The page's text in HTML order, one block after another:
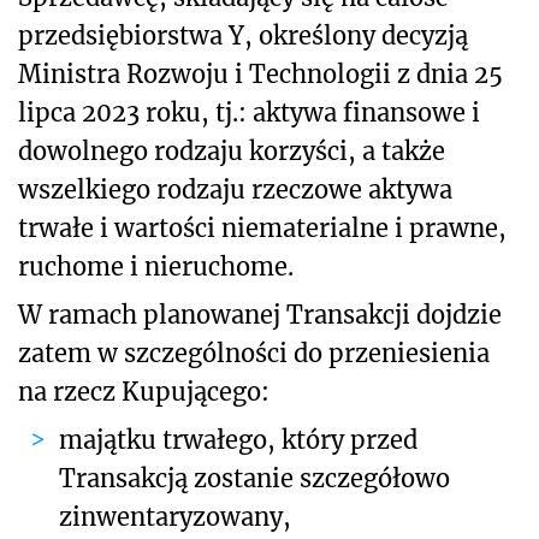
przedsiębiorstwa Y, określony decyzją
Ministra Rozwoju i Technologii z dnia 25
lipca 2023 roku, tj.: aktywa finansowe i
dowolnego rodzaju korzyści, a także
wszelkiego rodzaju rzeczowe aktywa
trwałe i wartości niematerialne i prawne,
ruchome i nieruchome.
W ramach planowanej Transakcji dojdzie
zatem w szczególności do przeniesienia
na rzecz Kupującego:
majątku trwałego, który przed
Transakcją zostanie szczegółowo
zinwentaryzowany,